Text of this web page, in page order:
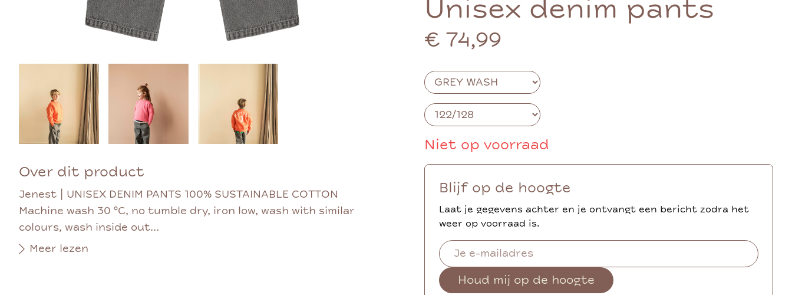
Over dit product
Jenest | UNISEX DENIM PANTS 100% SUSTAINABLE COTTON
Machine wash 30 °C, no tumble dry, iron low, wash with similar
colours, wash inside out...
Meer lezen
Unisex denim pants
€ 74,99
Niet op voorraad
Blijf op de hoogte
Laat je gegevens achter en je ontvangt een bericht zodra het
weer op voorraad is.
Houd mij op de hoogte